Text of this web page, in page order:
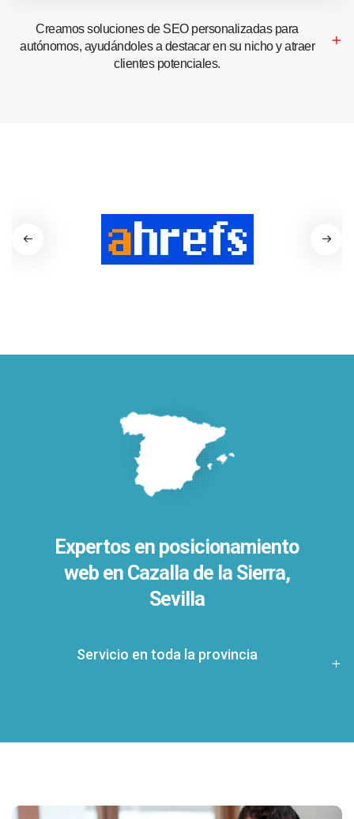
Creamos soluciones de SEO personalizadas para
autónomos, ayudándoles a destacar en su nicho y atraer
clientes potenciales.
Expertos en posicionamiento
web en Cazalla de la Sierra,
Sevilla
Servicio en toda la provincia